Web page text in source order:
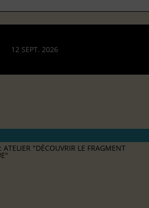
12 SEPT. 2026
ATELIER "DÉCOUVRIR LE FRAGMENT